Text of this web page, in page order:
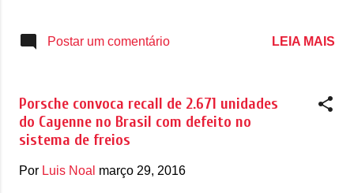
semestre do ano ou em algum momento de
Segundo o site Autos Segredos, a
GT. A S deve ser oferecida com motor 1.6
16v FlexStart que desenvolve 122/116cv de
potência, enquanto a GT terá motor 1.6 THP
Flex que deve desenvolver entre 173/165cv
a 200cv de potência, ambas com câmbio
Postar um comentário LEIA MAIS
Porsche convoca recall de 2.671 unidades
do Cayenne no Brasil com defeito no
sistema de freios
Por Luis Noal março 29, 2016